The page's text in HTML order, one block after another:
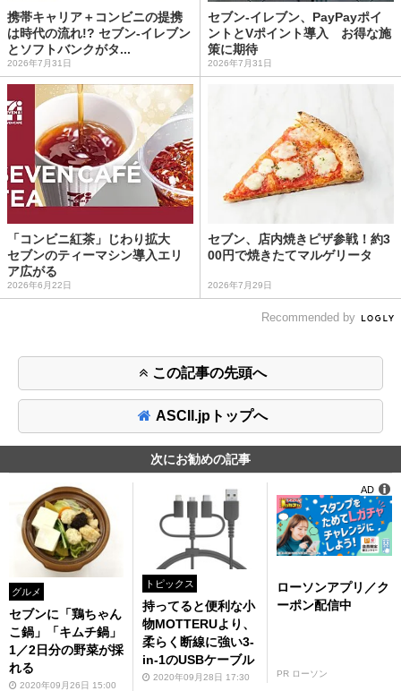
携帯キャリア＋コンビニの提携
は時代の流れ!? セブン-イレブン
とソフトバンクがタ...
2026年7月31日
セブン-イレブン、PayPayポイ
ントとVポイント導入 お得な施
策に期待
2026年7月31日
「コンビニ紅茶」じわり拡大
セブンのティーマシン導入エリ
ア広がる
2026年6月22日
セブン、店内焼きピザ参戦！約3
00円で焼きたてマルゲリータ
2026年7月29日
Recommended by
この記事の先頭へ
ASCII.jpトップへ
次にお勧めの記事
グルメ
セブンに「鶏ちゃん
こ鍋」「キムチ鍋」
1／2日分の野菜が採
れる
2020年09月26日 15:00
トピックス
持ってると便利な小
物MOTTERUより、
柔らく断線に強い3-
in-1のUSBケーブル
2020年09月28日 17:30
ローソンアプリ／ク
ーポン配信中
PR ローソン
AD